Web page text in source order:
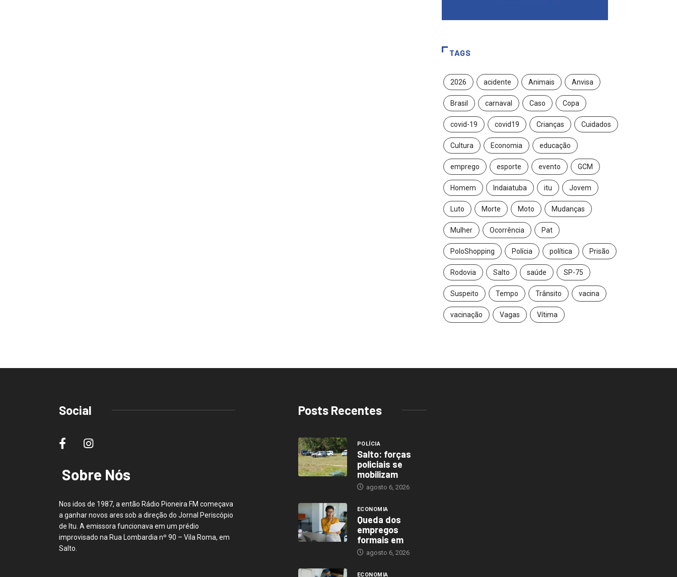
TAGS
2026 acidente Animais Anvisa
Brasil carnaval Caso Copa
covid-19 covid19 Crianças Cuidados
Cultura Economia educação
emprego esporte evento GCM
Homem Indaiatuba itu Jovem
Luto Morte Moto Mudanças
Mulher Ocorrência Pat
PoloShopping Polícia política Prisão
Rodovia Salto saúde SP-75
Suspeito Tempo Trânsito vacina
vacinação Vagas Vítima
Social
Sobre Nós
Nos idos de 1987, a então Rádio Pioneira FM começava
a ganhar novos ares sob a direção do Jornal Periscópio
de Itu. A emissora funcionava em um prédio
improvisado na Rua Lombardia nº 90 – Vila Roma, em
Salto.
Posts Recentes
POLÍCIA
Salto: forças
policiais se
mobilizam
agosto 6, 2026
ECONOMIA
Queda dos
empregos
formais em
agosto 6, 2026
ECONOMIA